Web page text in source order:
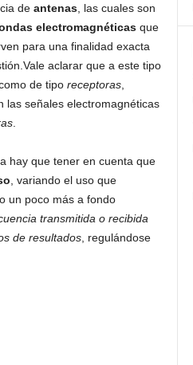
de antenas, las cuales son
electromagnéticasque
para una finalidad exacta
aclarar que a este tipo
de tipo receptoras,
las señales electromagnéticas
.
hay que tener en cuenta que
, variando el uso que
un poco más a fondo
transmitida o recibida
de resultados, regulándose